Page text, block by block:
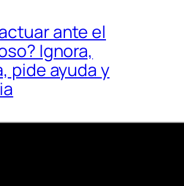
ante el
Ignora,
pide ayuda y